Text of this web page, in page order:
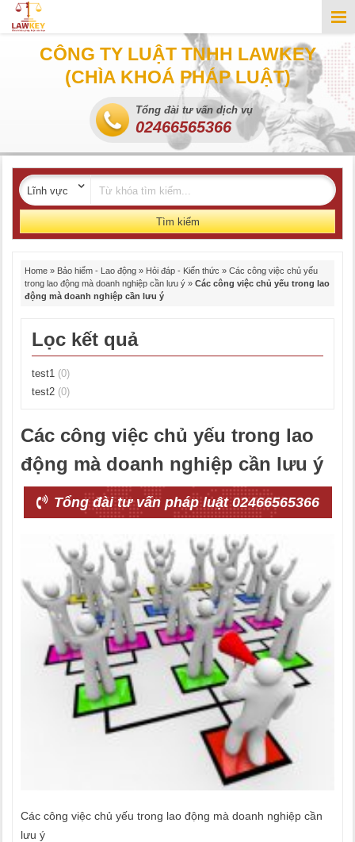
CÔNG TY LUẬT TNHH LAWKEY
(CHÌA KHOÁ PHÁP LUẬT)
Tổng đài tư vấn dịch vụ
02466565366
Tìm kiếm
Home » Bảo hiểm - Lao động » Hỏi đáp - Kiến thức » Các công việc chủ yếu
trong lao động mà doanh nghiệp cần lưu ý » Các công việc chủ yếu trong lao
động mà doanh nghiệp cần lưu ý
Lọc kết quả
test1 (0)
test2 (0)
Các công việc chủ yếu trong lao
động mà doanh nghiệp cần lưu ý
Tổng đài tư vấn pháp luật 02466565366
Các công việc chủ yếu trong lao động mà doanh nghiệp cần
lưu ý